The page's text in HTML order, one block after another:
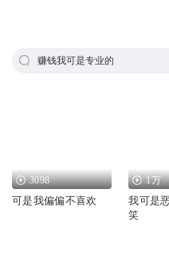
赚钱我可是专业的
3098
可是我偏偏不喜欢
1万
我可是
笑